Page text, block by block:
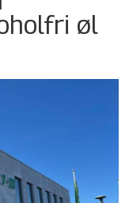
øl